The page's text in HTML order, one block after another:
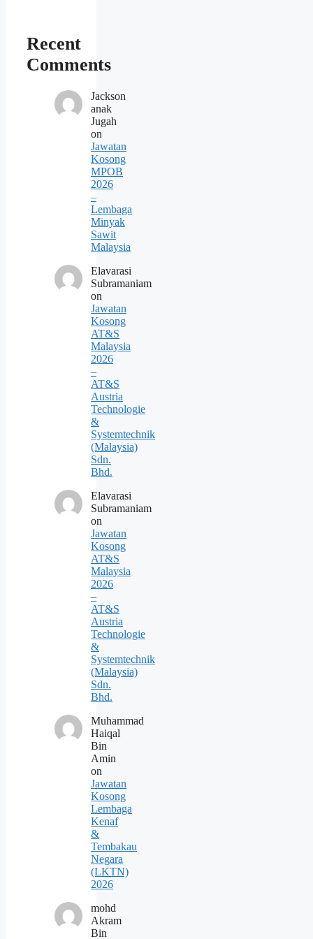
Recent
Comments
Jackson
anak
Jugah
on
Jawatan
Kosong
MPOB
2026
–
Lembaga
Minyak
Sawit
Malaysia
Elavarasi
Subramaniam
on
Jawatan
Kosong
AT&S
Malaysia
2026
–
AT&S
Austria
Technologie
&
Systemtechnik
(Malaysia)
Sdn.
Bhd.
Elavarasi
Subramaniam
on
Jawatan
Kosong
AT&S
Malaysia
2026
–
AT&S
Austria
Technologie
&
Systemtechnik
(Malaysia)
Sdn.
Bhd.
Muhammad
Haiqal
Bin
Amin
on
Jawatan
Kosong
Lembaga
Kenaf
&
Tembakau
Negara
(LKTN)
2026
mohd
Akram
Bin